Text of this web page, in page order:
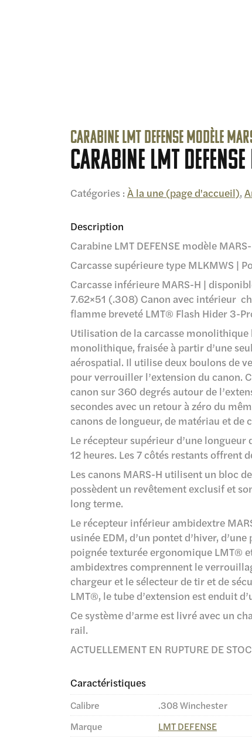
Carabine LMT DEFENSE modèle
Carabine LMT
Catégories : À la une (page d'accueil),
Description
Carabine LMT DEFENSE modèle
Carcasse supérieure type MLKMWS |
Carcasse inférieure MARS-H |
7.62×51 (.308) Canon avec intérieur
flamme breveté LMT® Flash Hider 3-
Utilisation de la carcasse
monolithique, fraisée à partir d’une
aérospatial. Il utilise deux boulons de
pour verrouiller l’extension du canon.
canon sur 360 degrés autour de
secondes avec un retour à zéro du
canons de longueur, de matériau et de
Le récepteur supérieur d’une
12 heures. Les 7 côtés restants offrent
Les canons MARS-H utilisent un bloc
possèdent un revêtement exclusif et
long terme.
Le récepteur inférieur ambidextre
usinée EDM, d’un pontet d’hiver,
poignée texturée ergonomique LMT®
ambidextres comprennent le
chargeur et le sélecteur de tir et de
LMT®, le tube d’extension est enduit
Ce système d’arme est livré avec un
rail.
ACTUELLEMENT EN RUPTURE DE
Caractéristiques
Calibre
.308 Winchester
Marque
LMT DEFENSE